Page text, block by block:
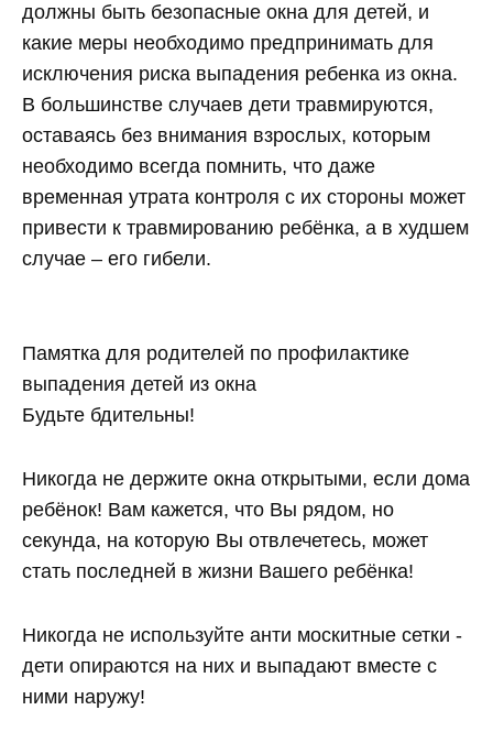
должны быть безопасные окна для детей, и
какие меры необходимо предпринимать для
исключения риска выпадения ребенка из окна.
В большинстве случаев дети травмируются,
оставаясь без внимания взрослых, которым
необходимо всегда помнить, что даже
временная утрата контроля с их стороны может
привести к травмированию ребёнка, а в худшем
случае – его гибели.
Памятка для родителей по профилактике
выпадения детей из окна
Будьте бдительны!
Никогда не держите окна открытыми, если дома
ребёнок! Вам кажется, что Вы рядом, но
секунда, на которую Вы отвлечетесь, может
стать последней в жизни Вашего ребёнка!
Никогда не используйте анти москитные сетки -
дети опираются на них и выпадают вместе с
ними наружу!